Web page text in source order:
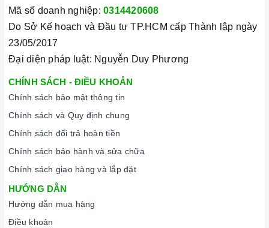
Mã số doanh nghiệp: 0314420608
Do Sở Kế hoạch và Đầu tư TP.HCM cấp Thành lập ngày
23/05/2017
Đại diện pháp luật: Nguyễn Duy Phương
CHÍNH SÁCH - ĐIỀU KHOẢN
Chính sách bảo mật thông tin
Chính sách và Quy định chung
Chính sách đổi trả hoàn tiền
Chính sách bảo hành và sửa chữa
Chính sách giao hàng và lắp đặt
HƯỚNG DẪN
Hướng dẫn mua hàng
Điều khoản